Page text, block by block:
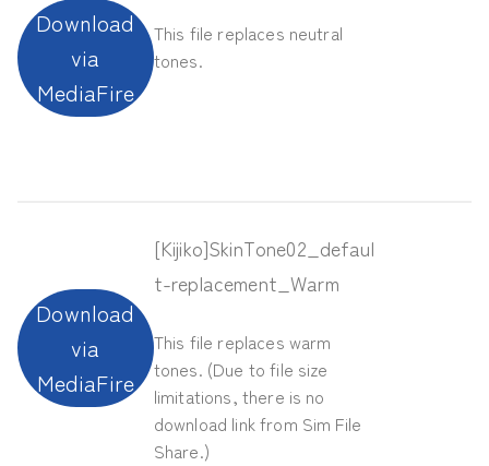
Download
via
MediaFire
This file replaces neutral
tones.
Download
via
MediaFire
[Kijiko]SkinTone02_defaul
t-replacement_Warm
This file replaces warm
tones. (Due to file size
limitations, there is no
download link from Sim File
Share.)